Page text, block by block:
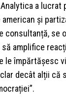
a lucrat
și
consultanță, se
amplifice
le împărtășesc
decât alții că